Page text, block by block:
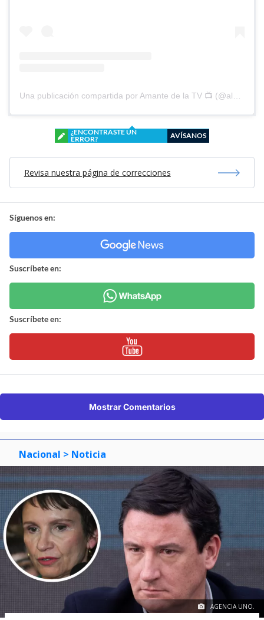
¿ENCONTRASTE UN
ERROR?
AVÍSANOS
Revisa nuestra página de correcciones
Síguenos en:
Suscríbete en:
Suscríbete en:
Mostrar Comentarios
Nacional > Noticia
AGENCIA UNO.